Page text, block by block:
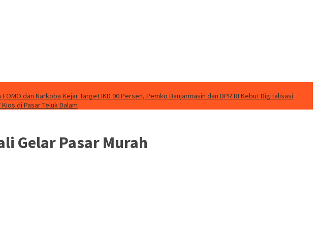
dan Narkoba Kejar Target IKD 90 Persen, Pemko Banjarmasin dan DPR RI Kebut Digitalisasi
di Pasar Teluk Dalam
Gelar Pasar Murah